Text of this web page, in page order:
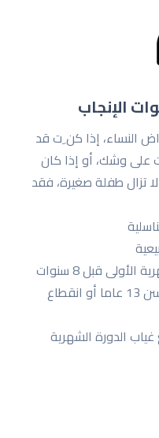
الإنجاب
النساء، إذا كن ِت قد
على وشك، أو إذا كان
تزال طفلة صغیرة، فقد
4 .عدم حدوث نمو للثدي عند بلوغ سن 13 عاما أو انقطاع